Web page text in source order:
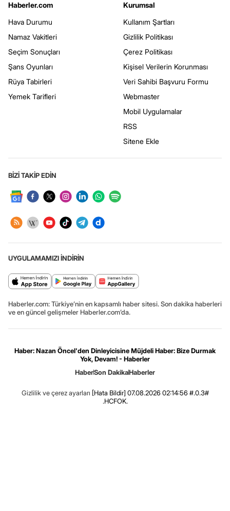
Haberler.com
Hava Durumu
Namaz Vakitleri
Seçim Sonuçları
Şans Oyunları
Rüya Tabirleri
Yemek Tarifleri
Kurumsal
Kullanım Şartları
Gizlilik Politikası
Çerez Politikası
Kişisel Verilerin Korunması
Veri Sahibi Başvuru Formu
Webmaster
Mobil Uygulamalar
RSS
Sitene Ekle
BİZİ TAKİP EDİN
UYGULAMAMIZI İNDİRİN
Haberler.com: Türkiye’nin en kapsamlı haber sitesi. Son dakika haberleri
ve en güncel gelişmeler Haberler.com’da.
Haber: Nazan Öncel'den Dinleyicisine Müjdeli Haber: Bize Durmak
Yok, Devam! - Haberler
HaberSon DakikaHaberler
Gizlilik ve çerez ayarları [Hata Bildir] 07.08.2026 02:14:56 #.0.3#
.HCFOK.